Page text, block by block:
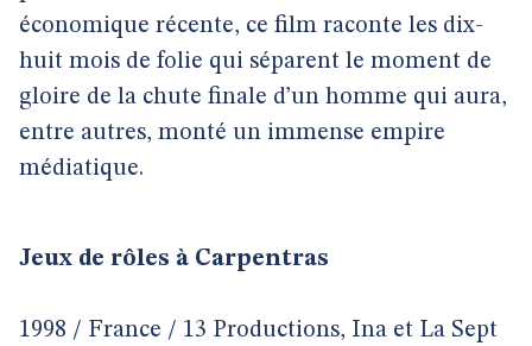
économique récente, ce film raconte les dix-
huit mois de folie qui séparent le moment de
gloire de la chute finale d’un homme qui aura,
entre autres, monté un immense empire
médiatique.
Jeux de rôles à Carpentras
1998 / France / 13 Productions, Ina et La Sept